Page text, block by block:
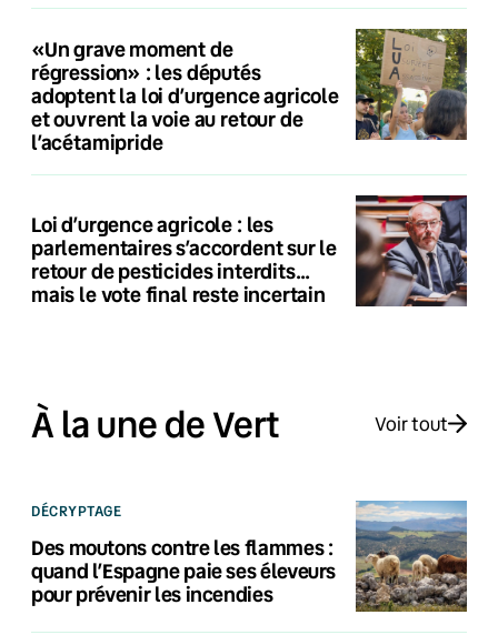
«Un grave moment de
régression» : les députés
adoptent la loi d’urgence agricole
et ouvrent la voie au retour de
l’acétamipride
Loi d’urgence agricole : les
parlementaires s’accordent sur le
retour de pesticides interdits…
mais le vote final reste incertain
À la une de Vert Voir tout
DÉCRYPTAGE
Des moutons contre les flammes :
quand l’Espagne paie ses éleveurs
pour prévenir les incendies